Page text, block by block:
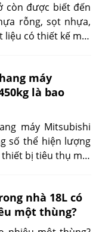
còn được biết đến
rỗng, sọt nhựa,
liệu có thiết kế mặt
thường dùng lưu
quản lý, trưng bày
hoạt động sản
vận chuyển…
máy
là bao
máy Mitsubishi
số thể hiện lượng
bị tiêu thụ mỗi
tháng cho việc
máy.
nhà 18L có
một thùng?